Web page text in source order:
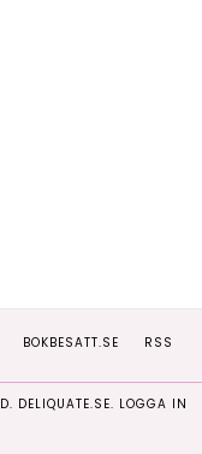
BOKBESATT.SE RSS
DELIQUATE.SE. LOGGA IN